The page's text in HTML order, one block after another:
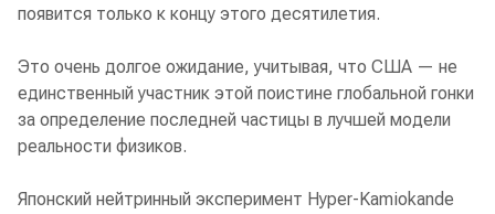
появится только к концу этого десятилетия.
Это очень долгое ожидание, учитывая, что США — не
единственный участник этой поистине глобальной гонки
за определение последней частицы в лучшей модели
реальности физиков.
Японский нейтринный эксперимент Hyper-Kamiokande